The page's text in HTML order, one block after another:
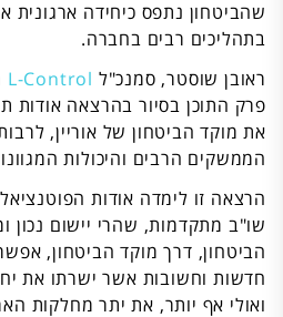
שהביטחון נתפס כיחידה ארגונית
בתהליכים רבים בחברה.
ראובן שוסטר, סמנכ"ל L-Control
פרק התוכן בסיור בהרצאה
את מוקד הביטחון של אוריין,
הממשקים הרבים והיכולות
הרצאה זו לימדה אודות
שו"ב מתקדמות, שהרי יישום נכון
הביטחון, דרך מוקד הביטחון,
חדשות וחשובות אשר ישרתו את
ואולי אף יותר, את יתר מחלקות